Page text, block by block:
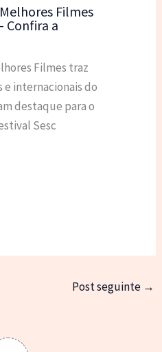
Filmes
Confira a
Filmes traz
e internacionais do
destaque para o
Sesc
Post seguinte →